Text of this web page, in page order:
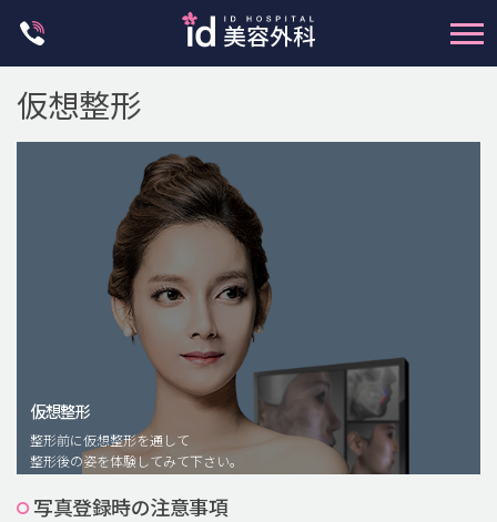
脂肪注入(アンチエイジング)
豊胸手術・バストアップ
プチ整形
仮想整形
仮想整形
整形前に仮想整形を通して
整形後の姿を体験してみて下さい。
写真登録時の注意事項